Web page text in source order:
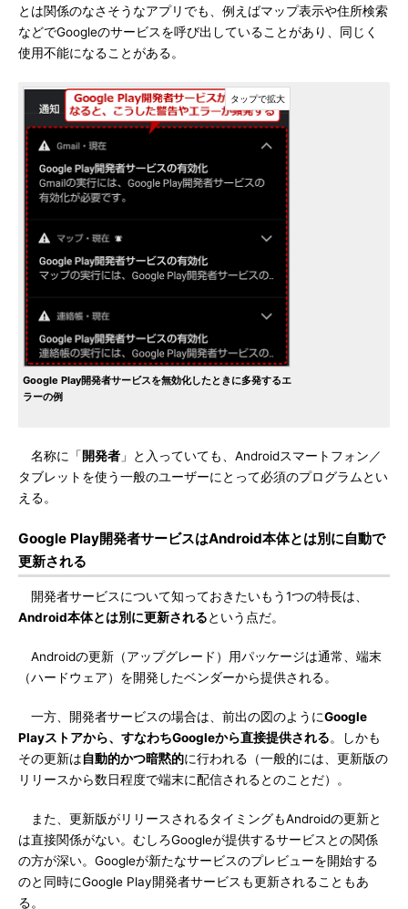
とは関係のなさそうなアプリでも、例えばマップ表示や住所検索
などでGoogleのサービスを呼び出していることがあり、同じく
使用不能になることがある。
Google Play開発者サービスを無効化したときに多発するエ
ラーの例
名称に「 開発者 」と入っていても、Androidスマートフォン／
タブレットを使う一般のユーザーにとって必須のプログラムとい
える。
Google Play開発者サービスはAndroid本体とは別に自動で
更新される
開発者サービスについて知っておきたいもう1つの特長は、
Android本体とは別に更新されるという点だ。
Androidの更新（アップグレード）用パッケージは通常、端末
（ハードウェア）を開発したベンダーから提供される。
一方、開発者サービスの場合は、前出の図のようにGoogle
Playストアから、すなわちGoogleから直接提供される。しかも
その更新は自動的かつ暗黙的に行われる（一般的には、更新版の
リリースから数日程度で端末に配信されるとのことだ）。
また、更新版がリリースされるタイミングもAndroidの更新と
は直接関係がない。むしろGoogleが提供するサービスとの関係
の方が深い。Googleが新たなサービスのプレビューを開始する
のと同時にGoogle Play開発者サービスも更新されることもあ
る。